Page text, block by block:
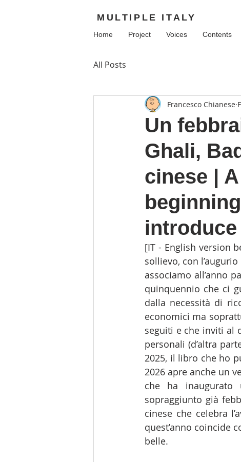
MULTIPLE ITALY
Home Project Voices Contents
All Posts
Un
Ghali,
cinese |
introduce
Francesco Chianese
[IT - English version
sollievo, con
associamo all’anno
quinquennio che ci
dalla necessità di
economici ma
seguiti e che inviti al
personali (d’altra
2025, il libro che ho
2026 apre anche un
che ha
sopraggiunto già
cinese che celebra
quest’anno coincide
belle.